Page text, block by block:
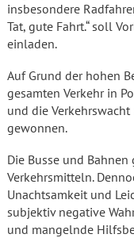
insbesondere
Tat, gute Fahrt.“ soll
einladen.
Auf Grund der hohen
gesamten Verkehr in
und die Verkehrswacht
gewonnen.
Die Busse und
Verkehrsmitteln.
Unachtsamkeit und
subjektiv negative
und mangelnde